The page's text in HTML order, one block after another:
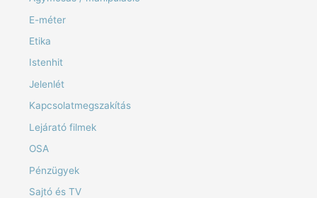
E-méter
Etika
Istenhit
Jelenlét
Kapcsolatmegszakítás
Lejárató filmek
OSA
Pénzügyek
Sajtó és TV